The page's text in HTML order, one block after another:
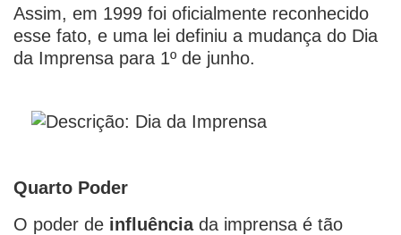
Assim, em 1999 foi oficialmente reconhecido
esse fato, e uma lei definiu a mudança do Dia
da Imprensa para 1º de junho.
Quarto Poder
O poder de influênciada imprensa é tão